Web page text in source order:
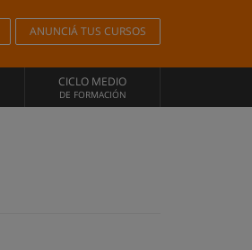
ANUNCIÁ TUS CURSOS
CICLO MEDIO
DE FORMACIÓN